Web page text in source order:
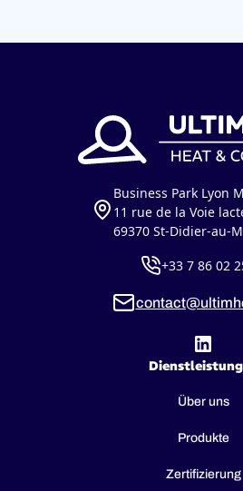
Business Park Lyon
11 rue de la Voie
69370 St-Didier-au-
+33 7 86 02
Über uns
Produkte
Zertifizierung